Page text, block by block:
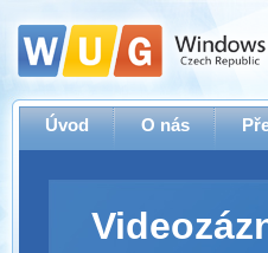
Úvod O nás